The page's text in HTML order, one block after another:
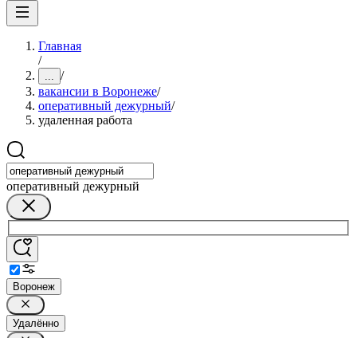
Главная
/
... /
вакансии в Воронеже/
оперативный дежурный/
удаленная работа
оперативный дежурный
Воронеж
Удалённо